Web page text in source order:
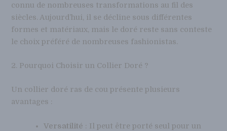
connu de nombreuses transformations au fil des
siècles. Aujourd’hui, il se décline sous différentes
formes et matériaux, mais le doré reste sans conteste
le choix préféré de nombreuses fashionistas.
2. Pourquoi Choisir un Collier Doré ?
Un collier doré ras de cou présente plusieurs
avantages :
Versatilité : Il peut être porté seul pour un